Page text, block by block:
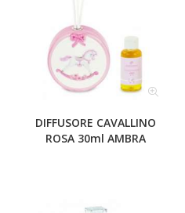
DIFFUSORE CAVALLINO
ROSA 30ml AMBRA